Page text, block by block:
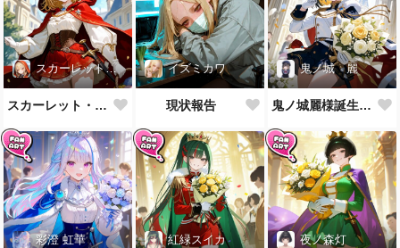
スカーレット・レイベル
スカーレット・レイベル様誕生祝！
イズミカワ
現状報告
鬼ノ城 麗
鬼ノ城麗様誕生祝！
彩澄 虹華 紅緑スイカ 夜ノ森灯